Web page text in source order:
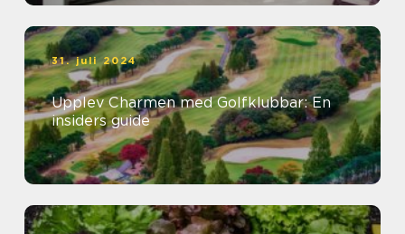
31. juli 2024
Upplev Charmen med Golfklubbar: En
insiders guide